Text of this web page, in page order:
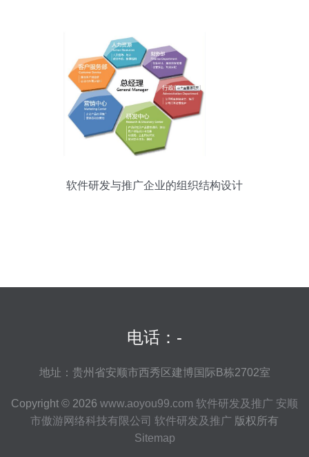
软件研发与推广企业的组织结构设计
电话：-
地址：贵州省安顺市西秀区建博国际B栋2702室
Copyright © 2026 www.aoyou99.com 软件研发及推广 安顺
市傲游网络科技有限公司 软件研发及推广 版权所有
Sitemap